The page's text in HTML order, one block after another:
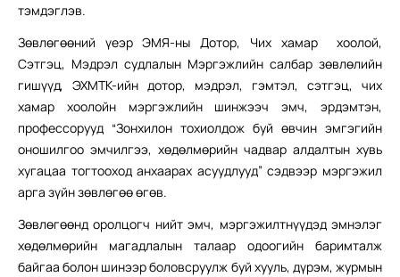
тэмдэглэв.
Зөвлөгөөний үеэр ЭМЯ-ны Дотор, Чих хамар хоолой,
Сэтгэц, Мэдрэл судлалын Мэргэжлийн салбар зөвлөлийн
гишүүд, ЭХМТК-ийн дотор, мэдрэл, гэмтэл, сэтгэц, чих
хамар хоолойн мэргэжлийн шинжээч эмч, эрдэмтэн,
профессорууд “Зонхилон тохиолдож буй өвчин эмгэгийн
оношилгоо эмчилгээ, хөдөлмөрийн чадвар алдалтын хувь
хугацаа тогтооход анхаарах асуудлууд” сэдвээр мэргэжил
арга зүйн зөвлөгөө өгөв.
Зөвлөгөөнд оролцогч нийт эмч, мэргэжилтнүүдэд эмнэлэг
хөдөлмөрийн магадлалын талаар одоогийн баримталж
байгаа болон шинээр боловсруулж буй хууль, дүрэм, журмын